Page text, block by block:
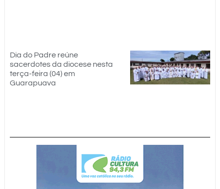
Dia do Padre reúne
sacerdotes da diocese nesta
terça-feira (04) em
Guarapuava